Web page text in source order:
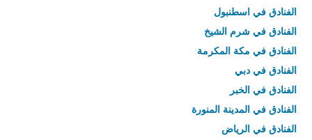
الفنادق في اسطنبول
الفنادق في شرم الشيخ
الفنادق في مكة المكرمة
الفنادق في دبي
الفنادق في الخبر
الفنادق في المدينة المنورة
الفنادق في الرياض